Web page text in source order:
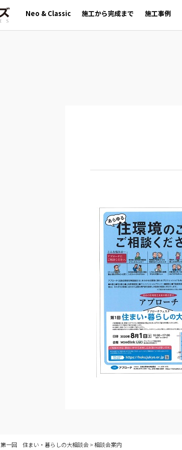
Neo & Classic 施工から完成まで 施工事例
第一回 住まい・暮らしの大相談会>相談会案内